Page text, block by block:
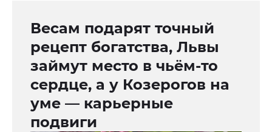
Весам подарят точный
рецепт богатства, Львы
займут место в чьём-то
сердце, а у Козерогов на
уме — карьерные
подвиги